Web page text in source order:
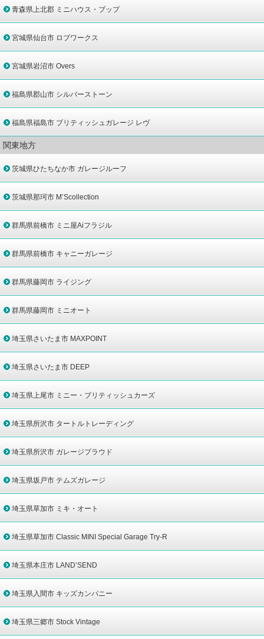
青森県上北郡 ミニハウス・ブップ
宮城県仙台市 ロブワークス
宮城県岩沼市 Overs
福島県郡山市 シルバーストーン
福島県福島市 ブリティッシュガレージ レヴ
関東地方
茨城県ひたちなか市 ガレージルーフ
茨城県那珂市 M’Scollection
群馬県前橋市 ミニ屋Aiフラジル
群馬県前橋市 キャニーガレージ
群馬県藤岡市 ライジング
群馬県藤岡市 ミニオート
埼玉県さいたま市 MAXPOINT
埼玉県さいたま市 DEEP
埼玉県上尾市 ミニー・ブリティッシュカーズ
埼玉県所沢市 タートルトレーディング
埼玉県所沢市 ガレージプラウド
埼玉県坂戸市 テムズガレージ
埼玉県草加市 ミキ・オート
埼玉県草加市 Classic MINI Special Garage Try-R
埼玉県本庄市 LAND’SEND
埼玉県入間市 キッズカンパニー
埼玉県三郷市 Stock Vintage